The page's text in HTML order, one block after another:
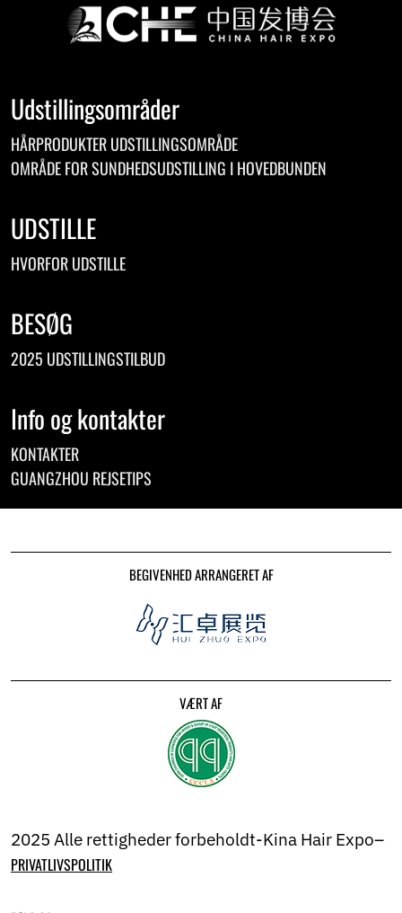
Udstillingsområder
HÅRPRODUKTER UDSTILLINGSOMRÅDE
OMRÅDE FOR SUNDHEDSUDSTILLING I HOVEDBUNDEN
UDSTILLE
HVORFOR UDSTILLE
BESØG
2025 UDSTILLINGSTILBUD
Info og kontakter
KONTAKTER
GUANGZHOU REJSETIPS
BEGIVENHED ARRANGERET AF
VÆRT AF
2025 Alle rettigheder forbeholdt-Kina Hair Expo–
PRIVATLIVSPOLITIK